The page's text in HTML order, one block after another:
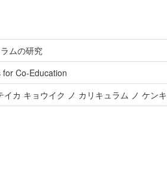
ムの研究
Co-Education
カ キョウイク ノ カリキュラム ノ ケン